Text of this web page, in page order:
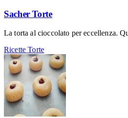
Sacher Torte
La torta al cioccolato per eccellenza.
RicetteTorte